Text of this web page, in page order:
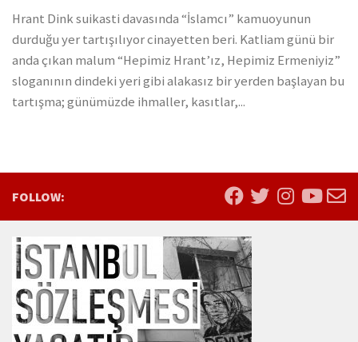
Hrant Dink suikasti davasında “İslamcı” kamuoyunun
durduğu yer tartışılıyor cinayetten beri. Katliam günü bir
anda çıkan malum “Hepimiz Hrant’ız, Hepimiz Ermeniyiz”
sloganının dindeki yeri gibi alakasız bir yerden başlayan bu
tartışma; günümüzde ihmaller, kasıtlar,...
FOLLOW: